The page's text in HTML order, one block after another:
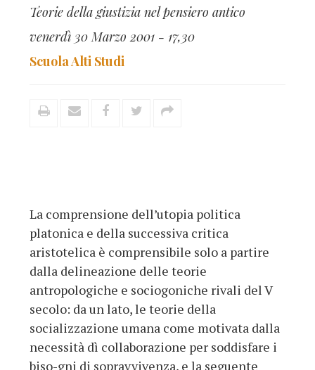
Teorie della giustizia nel pensiero antico
venerdì 30 Marzo 2001 - 17,30
Scuola Alti Studi
La comprensione dell’utopia politica
platonica e della successiva critica
aristotelica è comprensibile solo a partire
dalla delineazione delle teorie
antropologiche e sociogoniche rivali del V
secolo: da un lato, le teorie della
socializzazione umana come motivata dalla
necessità dì collaborazione per soddisfare i
biso-gni di sopravvivenza, e la seguente